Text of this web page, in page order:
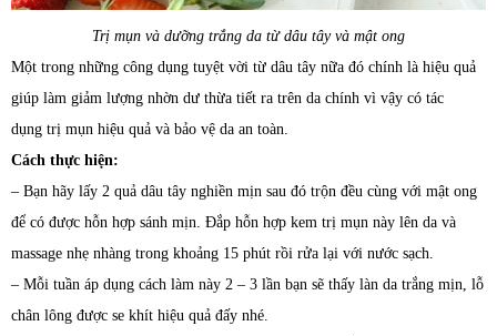
Trị mụn và dưỡng trắng da từ dâu tây và mật ong
Một trong những công dụng tuyệt vời từ dâu tây nữa đó chính là hiệu quả
giúp làm giảm lượng nhờn dư thừa tiết ra trên da chính vì vậy có tác
dụng trị mụn hiệu quả và bảo vệ da an toàn.
Cách thực hiện:
– Bạn hãy lấy 2 quả dâu tây nghiền mịn sau đó trộn đều cùng với mật ong
để có được hỗn hợp sánh mịn. Đắp hỗn hợp kem trị mụn này lên da và
massage nhẹ nhàng trong khoảng 15 phút rồi rửa lại với nước sạch.
– Mỗi tuần áp dụng cách làm này 2 – 3 lần bạn sẽ thấy làn da trắng mịn, lỗ
chân lông được se khít hiệu quả đấy nhé.